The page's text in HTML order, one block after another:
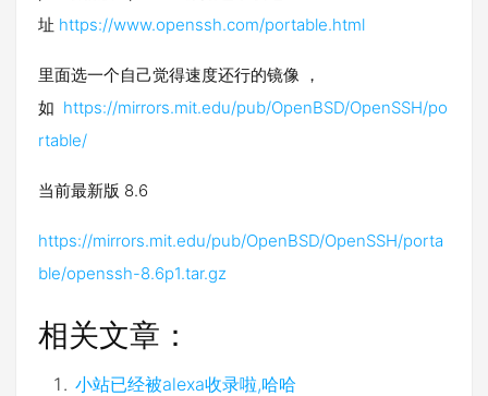
址 https://www.openssh.com/portable.html
里面选一个自己觉得速度还行的镜像 ，
如 https://mirrors.mit.edu/pub/OpenBSD/OpenSSH/po
rtable/
当前最新版 8.6
https://mirrors.mit.edu/pub/OpenBSD/OpenSSH/porta
ble/openssh-8.6p1.tar.gz
相关文章：
小站已经被alexa收录啦,哈哈